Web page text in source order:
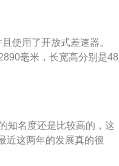
率版2.0升涡轮增压发动
2.0升涡轮增压发动机最
扭矩为320牛米，最大扭
直喷技术，并且使用了铝
为190kw，最大功率转速
缸体。与这两款发动机
挡平顺性和燃油经济
使用了开放式差速器。
毫米，长宽高分别是48
机，一款是2.0升涡轮增
370牛米，最大扭矩转速
术，并且使用了铝合金缸
增压发动机最大功率为3
2000到4750转每分钟。
缸体。与这款发动机匹
知名度还是比较高的，这
近这两年的发展真的很
还是蛮大气的，不过又